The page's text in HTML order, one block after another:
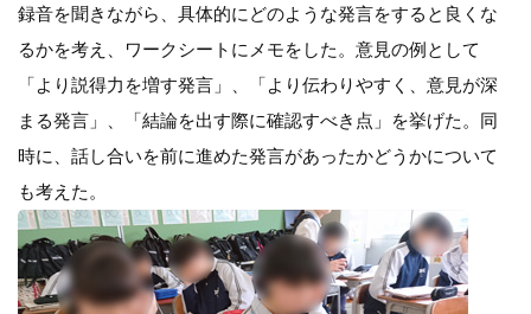
録音を聞きながら、具体的にどのような発言をすると良くな
るかを考え、ワークシートにメモをした。意見の例として
「より説得力を増す発言」、「より伝わりやすく、意見が深
まる発言」、「結論を出す際に確認すべき点」を挙げた。同
時に、話し合いを前に進めた発言があったかどうかについて
も考えた。